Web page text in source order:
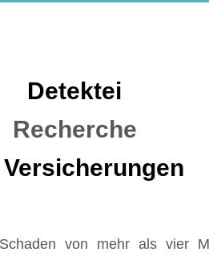
Detektei
Recherche
von mehr als vier